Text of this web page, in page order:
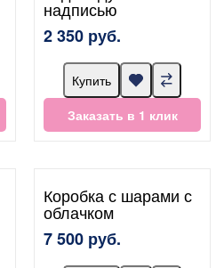
надписью
2 350 руб.
Купить
Заказать в 1 клик
Коробка с шарами с
облачком
7 500 руб.